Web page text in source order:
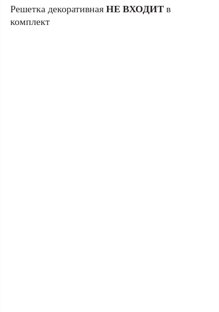
Решетка декоративная НЕ ВХОДИТ в
комплект